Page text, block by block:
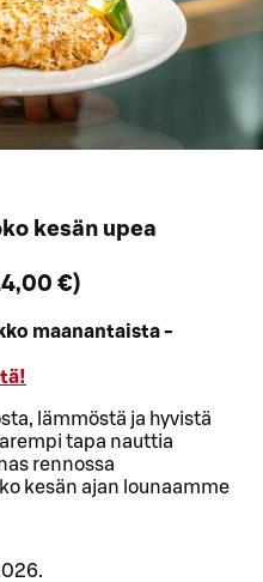
kesän upea
€)
maanantaista -
lämmöstä ja hyvistä
tapa nauttia
rennossa
kesän ajan lounaamme